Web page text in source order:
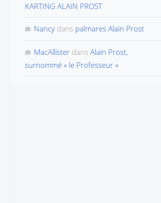
KARTING ALAIN PROST
Nancy dans palmares Alain Prost
MacAllister dans Alain Prost,
surnommé « le Professeur »